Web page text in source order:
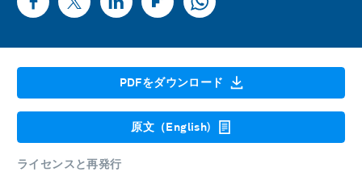
PDFをダウンロード
原文（English)
ライセンスと再発行